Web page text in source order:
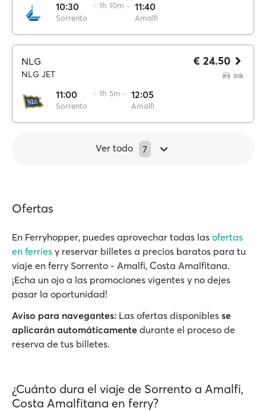
10:30
Sorrento
·· 1h 10m ·· 11:40
Amalfi
NLG
NLG JET
11:00
Sorrento
·· 1h 5m ·· 12:05
Amalfi
€ 24.50
Ver todo 7
Ofertas
En Ferryhopper, puedes aprovechar todas las ofertas
en ferries y reservar billetes a precios baratos para tu
viaje en ferry Sorrento - Amalfi, Costa Amalfitana.
¡Echa un ojo a las promociones vigentes y no dejes
pasar la oportunidad!
Aviso para navegantes: Las ofertas disponibles se
aplicarán automáticamente durante el proceso de
reserva de tus billetes.
¿Cuánto dura el viaje de Sorrento a Amalfi,
Costa Amalfitana en ferry?